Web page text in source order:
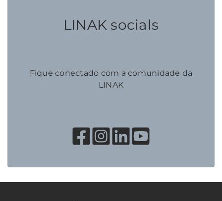
LINAK socials
Fique conectado com a comunidade da
LINAK